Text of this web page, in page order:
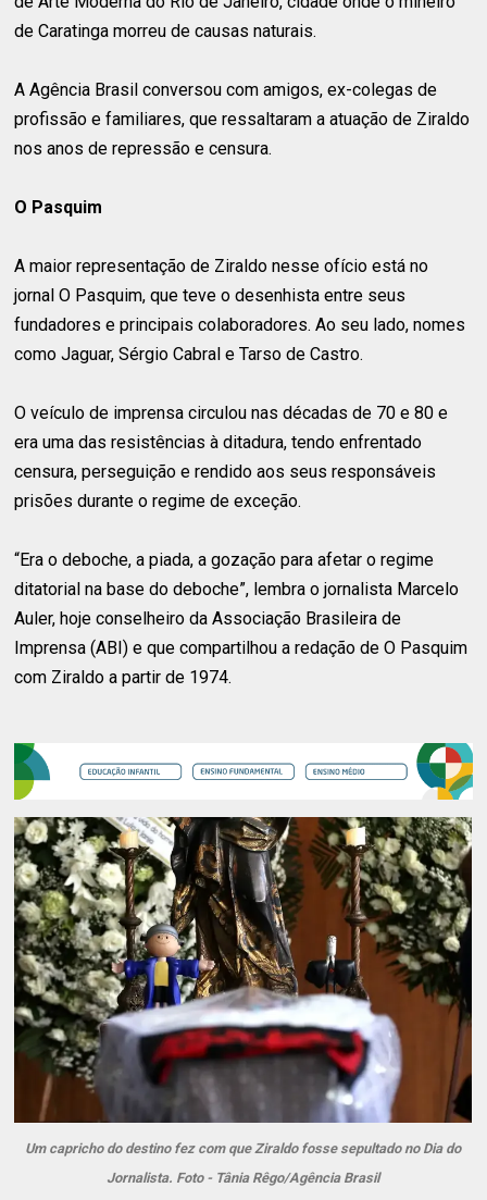
de Caratinga morreu de causas naturais.
A Agência Brasil conversou com amigos, ex-colegas de
profissão e familiares, que ressaltaram a atuação de Ziraldo
nos anos de repressão e censura.
O Pasquim
A maior representação de Ziraldo nesse ofício está no
jornal O Pasquim, que teve o desenhista entre seus
fundadores e principais colaboradores. Ao seu lado, nomes
como Jaguar, Sérgio Cabral e Tarso de Castro.
O veículo de imprensa circulou nas décadas de 70 e 80 e
era uma das resistências à ditadura, tendo enfrentado
censura, perseguição e rendido aos seus responsáveis
prisões durante o regime de exceção.
“Era o deboche, a piada, a gozação para afetar o regime
ditatorial na base do deboche”, lembra o jornalista Marcelo
Auler, hoje conselheiro da Associação Brasileira de
Imprensa (ABI) e que compartilhou a redação de O Pasquim
com Ziraldo a partir de 1974.
Um capricho do destino fez com que Ziraldo fosse sepultado no Dia do
Jornalista. Foto - Tânia Rêgo/Agência Brasil